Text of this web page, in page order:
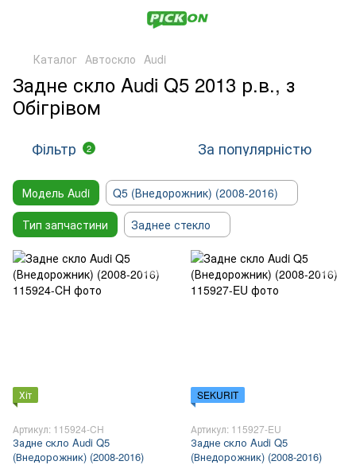
Каталог Автоскло Audi
Задне скло Audi Q5 2013 р.в., з
Обігрівом
Фільтр 2 За популярністю
Модель Audi
Q5 (Внедорожник) (2008-2016)
Тип запчастини
Заднее стекло
Хіт
Артикул: 115924-CH
Задне скло Audi Q5
(Внедорожник) (2008-2016)
SEKURIT
Артикул: 115927-EU
Задне скло Audi Q5
(Внедорожник) (2008-2016)